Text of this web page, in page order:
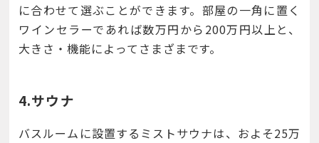
に合わせて選ぶことができます。部屋の一角に置く
ワインセラーであれば数万円から200万円以上と、
大きさ・機能によってさまざまです。
4.サウナ
バスルームに設置するミストサウナは、およそ25万